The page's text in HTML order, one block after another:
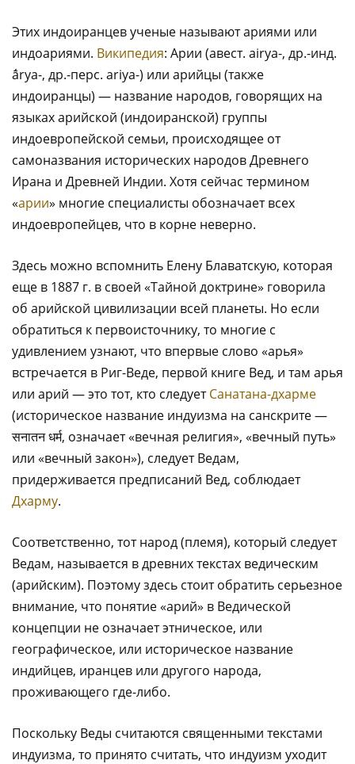
Этих индоиранцев ученые называют ариями или
индоариями. Википедия: Арии (авест. airya-, др.-инд.
ā́rya-, др.-перс. ariya-) или арийцы (также
индоиранцы) — название народов, говорящих на
языках арийской (индоиранской) группы
индоевропейской семьи, происходящее от
самоназвания исторических народов Древнего
Ирана и Древней Индии. Хотя сейчас термином
«арии» многие специалисты обозначает всех
индоевропейцев, что в корне неверно.
Здесь можно вспомнить Елену Блаватскую, которая
еще в 1887 г. в своей «Тайной доктрине» говорила
об арийской цивилизации всей планеты. Но если
обратиться к первоисточнику, то многие с
удивлением узнают, что впервые слово «арья»
встречается в Риг-Веде, первой книге Вед, и там арья
или арий — это тот, кто следуетСанатана-дхарме
(историческое название индуизма на санскрите —
सनातन धर्म, означает «вечная религия», «вечный путь»
или «вечный закон»), следует Ведам,
придерживается предписаний Вед, соблюдает
Дхарму.
Соответственно, тот народ (племя), который следует
Ведам, называется в древних текстах ведическим
(арийским). Поэтому здесь стоит обратить серьезное
внимание, что понятие «арий» в Ведической
концепции не означает этническое, или
географическое, или историческое название
индийцев, иранцев или другого народа,
проживающего где-либо.
Поскольку Веды считаются священными текстами
индуизма, то принято считать, что индуизм уходит